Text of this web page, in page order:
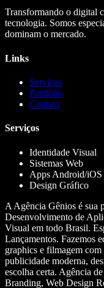
Transformando o digital
tecnologia. Somos
dominam o mercado.
Links
Serviços
Portfólio
Contato
Serviços
Identidade Visual
Sistemas Web
Apps Android/iOS
Design Gráfico
A Agência Gênios é sua
Desenvolvimento de
Visual em todo Brasil.
Lançamentos. Fazemos
graphics e filmagem
publicidade moderna,
escolha certa. Agência
Branding, Web Design